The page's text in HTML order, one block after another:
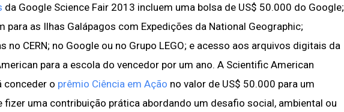
da Google Science Fair 2013 incluem uma bolsa de US$ 50.000 do Google;
para as Ilhas Galápagos com Expedições da National Geographic;
no CERN; no Google ou no Grupo LEGO; e acesso aos arquivos digitais da
para a escola do vencedor por um ano. A Scientific American
conceder o prêmio Ciência em Ação no valor de US$ 50.000 para um
fizer uma contribuição prática abordando um desafio social, ambiental ou